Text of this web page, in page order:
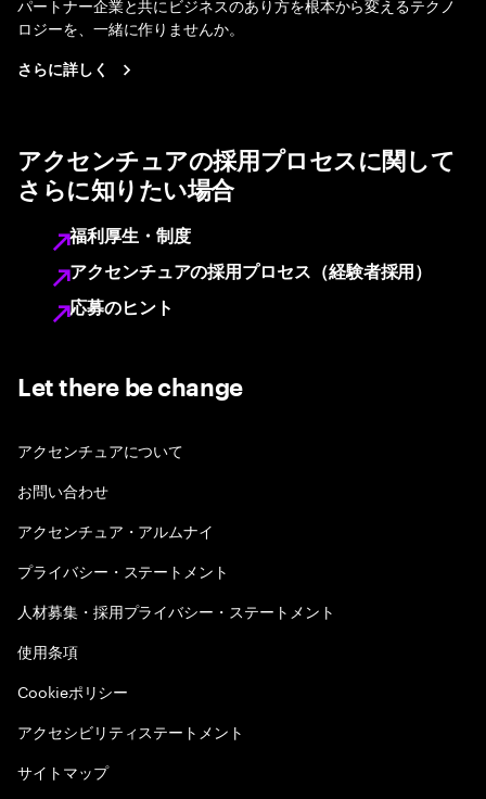
ロジーを、一緒に作りませんか。
さらに詳しく
アクセンチュアの採用プロセスに関して
さらに知りたい場合
福利厚生・制度
アクセンチュアの採用プロセス（経験者採用）
応募のヒント
Let there be change
アクセンチュアについて
お問い合わせ
アクセンチュア・アルムナイ
プライバシー・ステートメント
人材募集・採用プライバシー・ステートメント
使用条項
Cookieポリシー
アクセシビリティステートメント
サイトマップ